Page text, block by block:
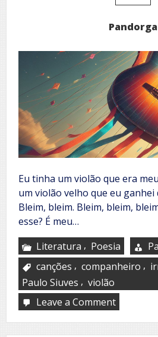
Pandorga
Eu tinha um violão que era
um violão velho que eu ganhei
Bleim, bleim. Bleim, bleim,
esse? É meu…
Literatura , Poesia
canções , companheiro ,
Paulo Siuves , violão
Leave a Commenton